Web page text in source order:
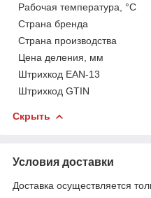
Рабочая температура, °C
Страна бренда
Страна производства
Цена деления, мм
Штрихкод EAN-13
Штрихкод GTIN
Скрыть
Условия доставки
Доставка осуществляется